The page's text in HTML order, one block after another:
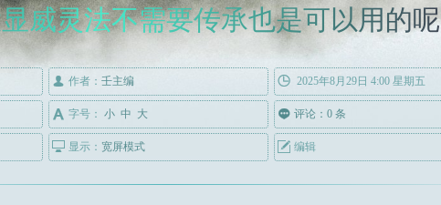
威灵法不需要传承也是可以用的呢
 作者： 壬主编  2025年8月29日 4:00 星期五
 字号： 小 中 大  评论：0 条
 显示： 宽屏模式  编辑